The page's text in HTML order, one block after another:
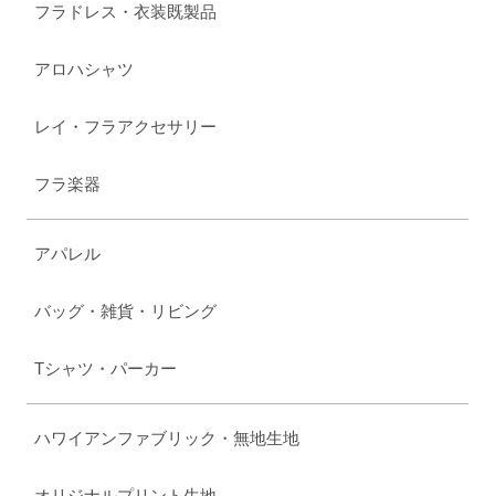
フラドレス・衣装既製品
アロハシャツ
レイ・フラアクセサリー
フラ楽器
アパレル
バッグ・雑貨・リビング
Tシャツ・パーカー
ハワイアンファブリック・無地生地